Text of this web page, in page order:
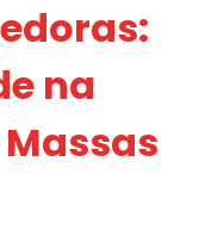
na